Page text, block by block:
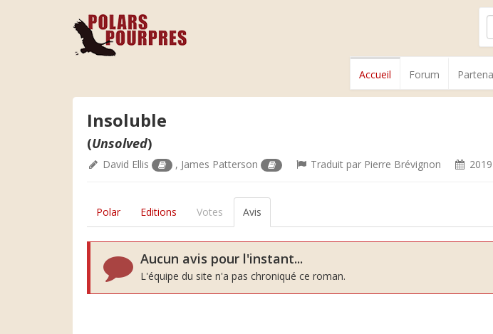
Accueil Forum
Insoluble
(Unsolved)
David Ellis , James Patterson Traduit par Pierre Brévignon 2019
Polar Editions Votes Avis
Aucun avis pour l'instant...
L'équipe du site n'a pas chroniqué ce roman.